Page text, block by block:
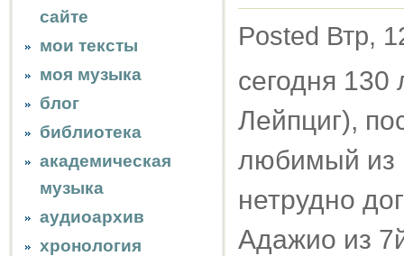
сайте
мои тексты
моя музыка
блог
библиотека
академическая
музыка
аудиоархив
хронология
Posted Втр,
сегодня
Лейпциг),
любимый из
нетрудно
Адажио из